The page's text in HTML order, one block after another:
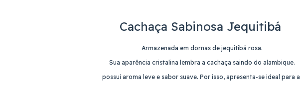
Cachaça Sabinosa Jequitibá
Armazenada em dornas de jequitibá rosa.
Sua aparência cristalina lembra a cachaça saindo do alambique.
possui aroma leve e sabor suave. Por isso, apresenta-se ideal para a